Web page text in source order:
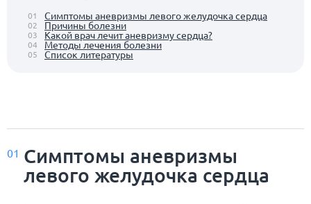
01 Симптомы аневризмы левого желудочка сердца
02 Причины болезни
03 Какой врач лечит аневризму сердца?
04 Методы лечения болезни
05 Список литературы
01 Симптомы аневризмы
левого желудочка сердца